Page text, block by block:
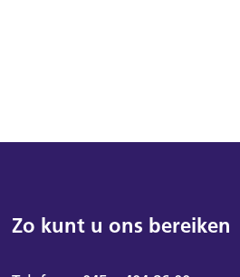
Zo kunt u ons bereiken